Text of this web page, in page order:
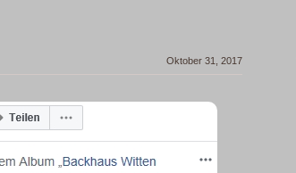
Oktober 31, 2017